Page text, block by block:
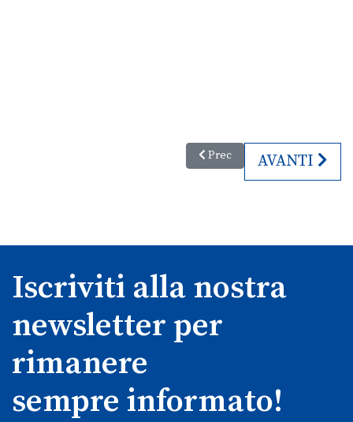
Articolo precedente: Aquileia
Prec ARTICOLO
AVANTI
Iscriviti alla nostra
newsletter per
rimanere
sempre informato!